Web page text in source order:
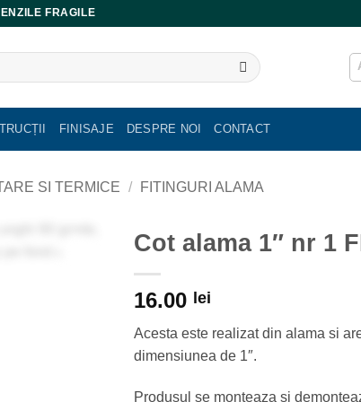
FRAGILE
FINISAJE DESPRE NOI CONTACT
SI TERMICE / FITINGURI ALAMA
Cot alama 1″ nr 1
16.00 lei
Acesta este realizat din alama si
dimensiunea de 1″.
Produsul se monteaza si